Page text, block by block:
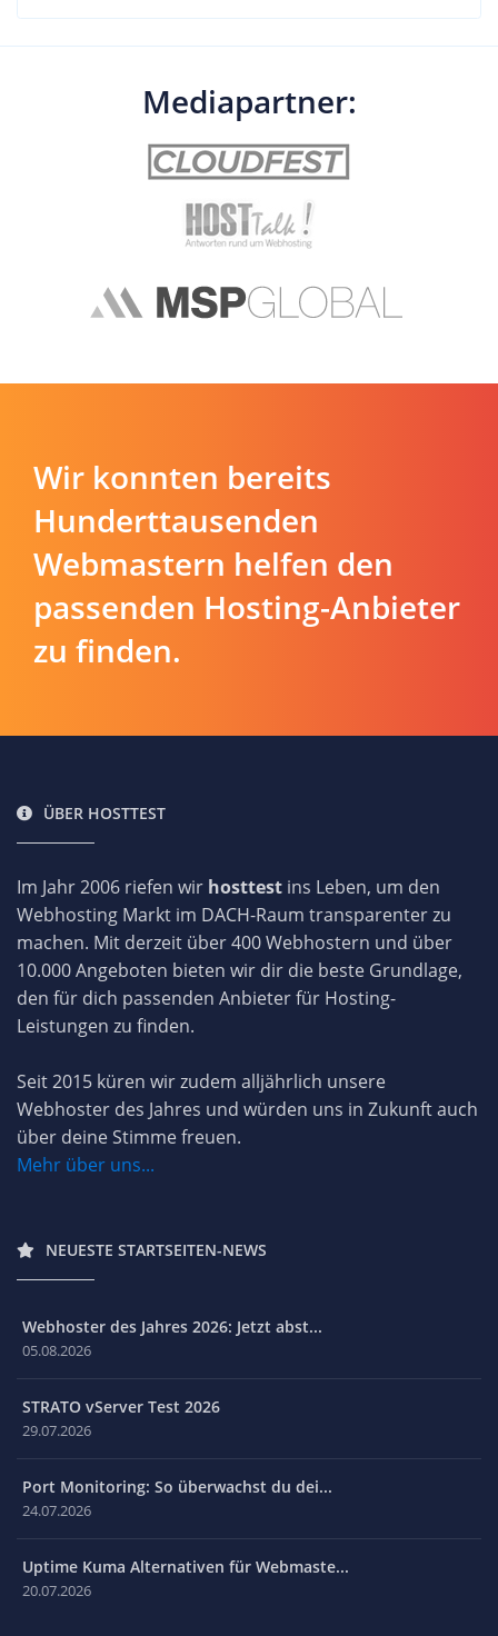
Mediapartner:
Wir konnten bereits
Hunderttausenden
Webmastern helfen den
passenden Hosting-Anbieter
zu finden.
ÜBER HOSTTEST
Im Jahr 2006 riefen wir hosttest ins Leben, um den
Webhosting Markt im DACH-Raum transparenter zu
machen. Mit derzeit über 400 Webhostern und über
10.000 Angeboten bieten wir dir die beste Grundlage,
den für dich passenden Anbieter für Hosting-
Leistungen zu finden.
Seit 2015 küren wir zudem alljährlich unsere
Webhoster des Jahres und würden uns in Zukunft auch
über deine Stimme freuen.
Mehr über uns...
NEUESTE STARTSEITEN-NEWS
Webhoster des Jahres 2026: Jetzt abst...
05.08.2026
STRATO vServer Test 2026
29.07.2026
Port Monitoring: So überwachst du dei...
24.07.2026
Uptime Kuma Alternativen für Webmaste...
20.07.2026